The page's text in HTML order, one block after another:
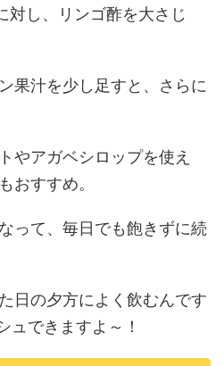
対し、リンゴ酢を大さじ
果汁を少し足すと、さらに
やアガベシロップを使え
おすすめ。
って、毎日でも飽きずに続
日の夕方によく飲むんです
できますよ～！